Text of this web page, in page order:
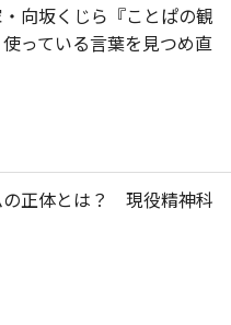
向坂くじら『ことぱの観
っている言葉を見つめ直
の正体とは？ 現役精神科